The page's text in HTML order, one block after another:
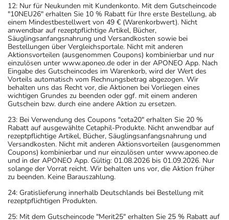
Vorbeugung gegen ein
Wiederauftreten einer
manisch-depressiven
Phase:
Erwachsene 1 Tablette
Vorbeugung gegen ein
manisch-depressiven Phase
- bei schweren Formen:
Erwachsene
2-3
Anwendungshinweise
Die Gesamtdosis sollte nicht ohne Rücksprache mit
12: Nur für Neukunden mit Kundenkonto. Mit dem Gutscheincode
"10NEU26" erhalten Sie 10 % Rabatt für Ihre erste Bestellung, ab
einem Mindestbestellwert von 49 € (Warenkorbwert). Nicht
anwendbar auf rezeptpflichtige Artikel, Bücher,
Säuglingsanfangsnahrung und Versandkosten sowie bei
Bestellungen über Vergleichsportale. Nicht mit anderen
Aktionsvorteilen (ausgenommen Coupons) kombinierbar und nur
einzulösen unter www.aponeo.de oder in der APONEO App. Nach
Eingabe des Gutscheincodes im Warenkorb, wird der Wert des
Vorteils automatisch vom Rechnungsbetrag abgezogen. Wir
behalten uns das Recht vor, die Aktionen bei Vorliegen eines
wichtigen Grundes zu beenden oder ggf. mit einem anderen
Gutschein bzw. durch eine andere Aktion zu ersetzen.
23: Bei Verwendung des Coupons "ceta20" erhalten Sie 20 %
Rabatt auf ausgewählte Cetaphil-Produkte. Nicht anwendbar auf
rezeptpflichtige Artikel, Bücher, Säuglingsanfangsnahrung und
Versandkosten. Nicht mit anderen Aktionsvorteilen (ausgenommen
Coupons) kombinierbar und nur einzulösen unter www.aponeo.de
und in der APONEO App. Gültig: 01.08.2026 bis 01.09.2026. Nur
solange der Vorrat reicht. Wir behalten uns vor, die Aktion früher
zu beenden. Keine Barauszahlung.
24: Gratislieferung innerhalb Deutschlands bei Bestellung mit
rezeptpflichtigen Produkten.
25: Mit dem Gutscheincode "Merit25" erhalten Sie 25 % Rabatt auf